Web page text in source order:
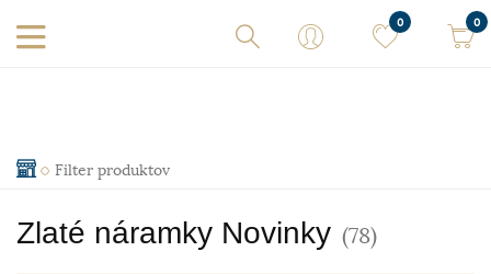
0 0
Filter produktov
Zlaté náramky Novinky (78)